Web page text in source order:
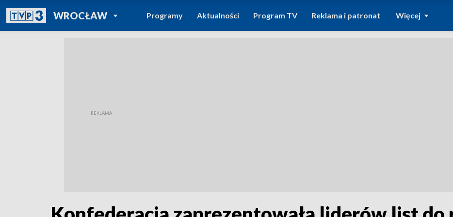
WROCŁAWPOWRÓT DO
TVP REGIONY
Programy Aktualności Program TV Reklama i patronat Więcej